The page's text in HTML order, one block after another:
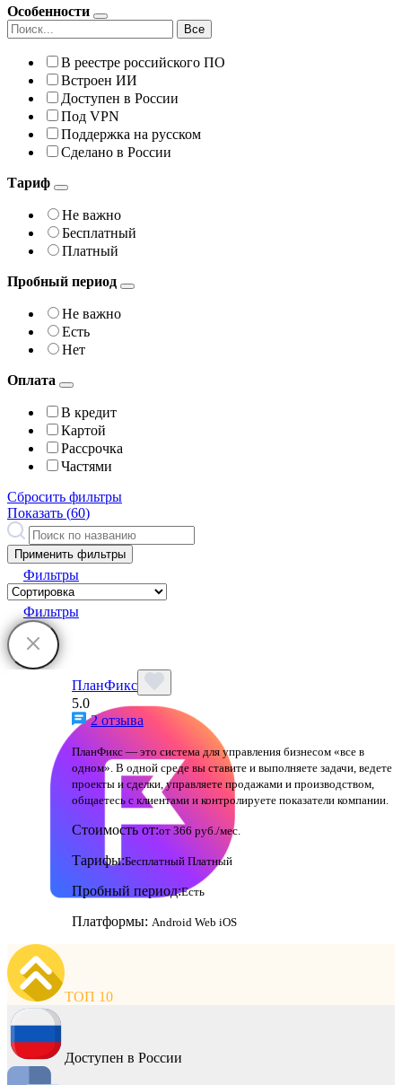
Особенности
Все
В реестре российского ПО
Встроен ИИ
Доступен в России
Под VPN
Поддержка на русском
Сделано в России
Тариф
Не важно
Бесплатный
Платный
Пробный период
Не важно
Есть
Нет
Оплата
В кредит
Картой
Рассрочка
Частями
Сбросить фильтры
Показать (60)
Применить фильтры
Фильтры
Фильтры
ПланФикс
5.0
2 отзыва
ПланФикс — это система для управления бизнесом «все в
одном». В одной среде вы ставите и выполняете задачи, ведете
проекты и сделки, управляете продажами и производством,
общаетесь с клиентами и контролируете показатели компании.
Стоимость от:от 366 руб./мес.
Тарифы:Бесплатный Платный
Пробный период:Есть
Платформы: Android Web iOS
ТОП 10
Доступен в России